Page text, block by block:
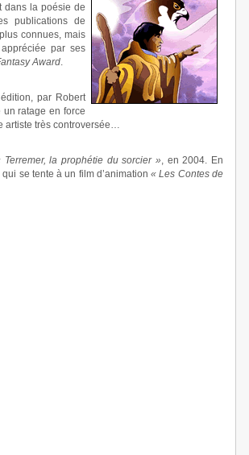
dans la poésie de
publications de
connues, mais
par ses
Award.
par Robert
un ratage en force
artiste très controversée…
Terremer, la prophétie du sorcier », en 2004. En
qui se tente à un film d’animation« Les Contes de